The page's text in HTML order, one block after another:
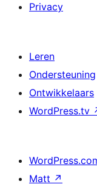
Privacy
Leren
Ondersteuning
Ontwikkelaars
WordPress.tv
Matt ↗